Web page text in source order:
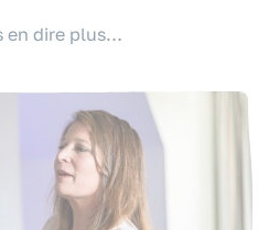
en dire plus…